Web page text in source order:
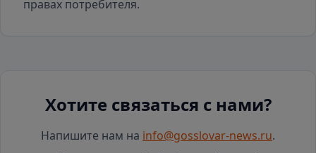
правах потребителя.
Хотите связаться с нами?
Напишите нам на info@gosslovar-news.ru.